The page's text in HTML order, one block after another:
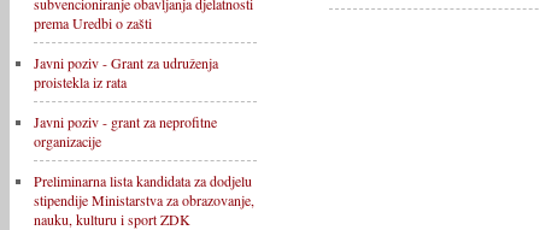
prema Uredbi o zašti
Javni poziv - Grant za udruženja
proistekla iz rata
Javni poziv - grant za neprofitne
organizacije
Preliminarna lista kandidata za dodjelu
stipendije Ministarstva za obrazovanje,
nauku, kulturu i sport ZDK